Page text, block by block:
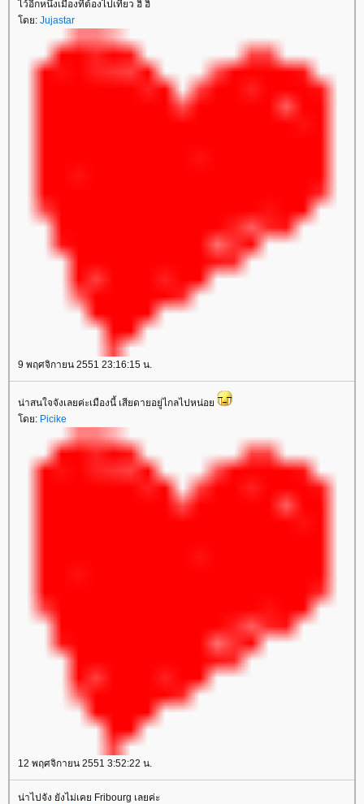
ไว้อีกหนึ่งเมืองที่ต้องไปเที่ยว ฮิ ฮิ
ดย: Jujastar
9 พฤศจิกายน 2551 23:16:15 น.
น่าสนใจจังเลยค่ะเมืองนี้ เสียดายอยู่ไกลไปหน่อ
ดย: Picike
12 พฤศจิกายน 2551 3:52:22 น.
น่าไปจัง ยังไม่เคย Fribourg เลยค่ะ